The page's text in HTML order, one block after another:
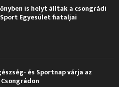
is helyt álltak a csongrádi
Egyesület fiataljai
és Sportnap várja az